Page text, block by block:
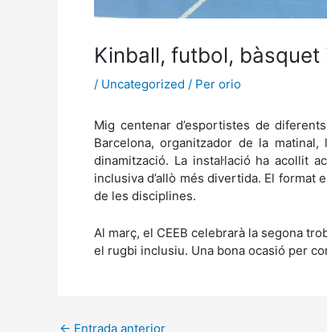
Kinball, futbol, bàsquet
/ Uncategorized / Per orio
Mig centenar d’esportistes de
Barcelona, organitzador de la
dinamització. La instal·lació ha acollit
inclusiva d’allò més divertida. El
de les disciplines.
Al març, el CEEB celebrarà la segona
el rugbi inclusiu. Una bona ocasió per
← Entrada anterior